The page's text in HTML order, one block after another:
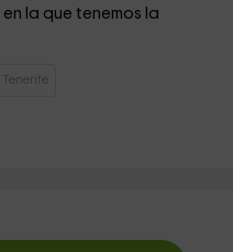
en la que tenemos la
Tenerife